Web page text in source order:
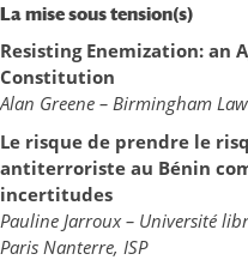
Lamise sous tension(s)
Resisting Enemization: an
Constitution
Alan Greene – Birmingham Law
Le risque de prendre le
antiterroriste au Bénin
incertitudes
Pauline Jarroux– Université
Paris Nanterre, ISP